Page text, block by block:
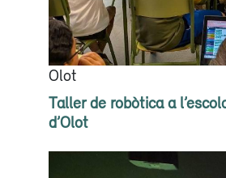
Olot
Taller de robòtica a
d’Olot